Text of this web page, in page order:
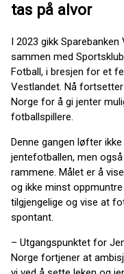
tas på alvor
I 2023 gikk
sammen med
Fotball, i bresjen for et
Vestlandet. Nå
Norge for å gi jenter
fotballspillere.
Denne gangen løfter
jentefotballen, men
rammene. Målet er å
og ikke minst
tilgjengelige og vise at
spontant.
– Utgangspunktet for
Norge fortjener at